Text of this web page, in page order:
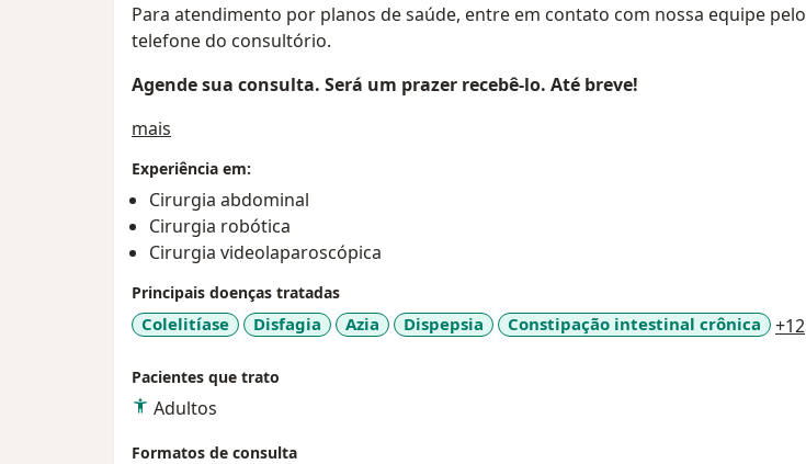
Para atendimento por planos de saúde, entre em contato com nossa equipe pelo
telefone do consultório.
Agende sua consulta. Será um prazer recebê-lo. Até breve!
mais
Experiência em:
Cirurgia abdominal
Cirurgia robótica
Cirurgia videolaparoscópica
Principais doenças tratadas
Colelitíase Disfagia Azia Dispepsia Constipação intestinal crônica +12
Pacientes que trato
Adultos
Formatos de consulta